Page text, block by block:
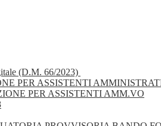
(D.M. 66/2023)
PER ASSISTENTI
PER ASSISTENTI AMM.VO